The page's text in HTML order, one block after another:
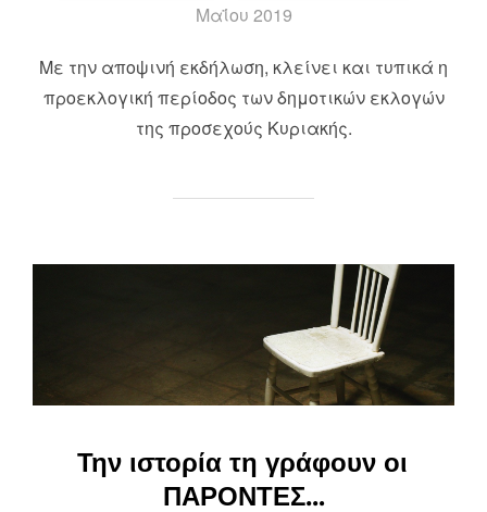
Μαΐου 2019
Με την αποψινή εκδήλωση, κλείνει και τυπικά η
προεκλογική περίοδος των δημοτικών εκλογών
της προσεχούς Κυριακής.
Την ιστορία τη γράφουν οι
ΠΑΡΟΝΤΕΣ…